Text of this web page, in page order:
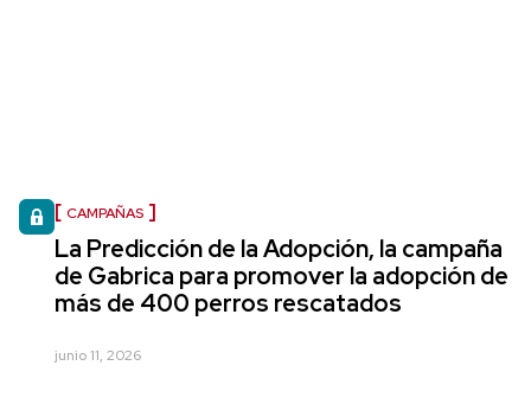
CAMPAÑAS
La Predicción de la Adopción, la campaña
de Gabrica para promover la adopción de
más de 400 perros rescatados
junio 11, 2026